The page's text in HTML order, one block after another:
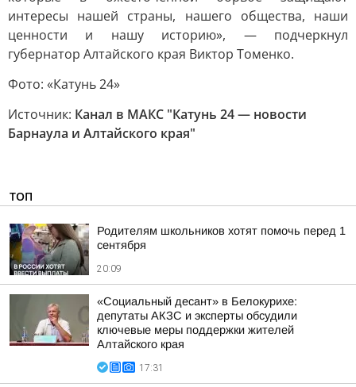
интересы нашей страны, нашего общества, наши
ценности и нашу историю», — подчеркнул
губернатор Алтайского края Виктор Томенко.
Фото: «Катунь 24»
Источник: Канал в МАКС "Катунь 24 — новости
Барнаула и Алтайского края"
ТОП
Родителям школьников хотят помочь перед 1
сентября
20:09
«Социальный десант» в Белокурихе:
депутаты АКЗС и эксперты обсудили
ключевые меры поддержки жителей
Алтайского края
17:31